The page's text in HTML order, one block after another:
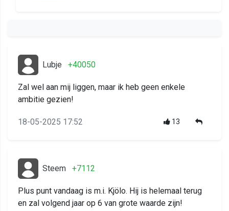
Lubje +40050
Zal wel aan mij liggen, maar ik heb geen enkele
ambitie gezien!
18-05-2025 17:52 13
Steem +7112
Plus punt vandaag is m.i. Kjölo. Hij is helemaal terug
en zal volgend jaar op 6 van grote waarde zijn!